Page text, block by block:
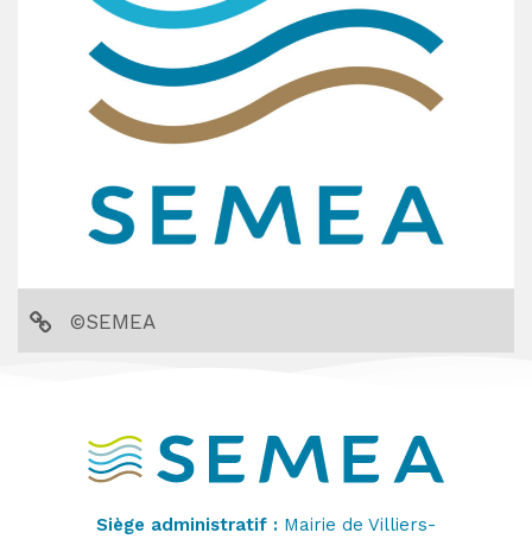
©SEMEA
Siège administratif : Mairie de Villiers-